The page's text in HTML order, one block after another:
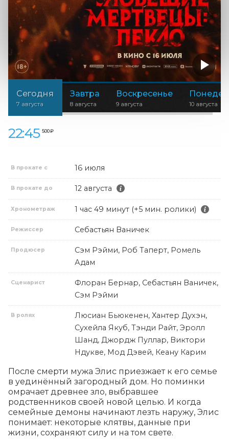
Сегодня
7 августа
Завтра
8 августа
Воскресенье
9 августа 10 августа
22:45 500 ₽
В прокате с 16 июля
В прокате до 12 августа
Хронометраж 1 час 49 минут (+5 мин. ролики)
Режиссер Себастьян Ваничек
Продюсер
Сэм Рэйми, Роб Таперт, Ромель
Адам
Сценарист
Флоран Бернар, Себастьян Ваничек,
Сэм Рэйми
В ролях
Люсиан Бьюкенен, Хантер Духэн,
Сухейла Якуб, Тэнди Райт, Эролл
Шанд, Джордж Пуллар, Виктори
Ндукве, Мод Дэвей, Кеану Карим
После смерти мужа Элис приезжает к его семье
в уединённый загородный дом. Но поминки
омрачает древнее зло, выбравшее
родственников своей новой целью. И когда
семейные демоны начинают лезть наружу, Элис
понимает: некоторые клятвы, данные при
жизни, сохраняют силу и на том свете.